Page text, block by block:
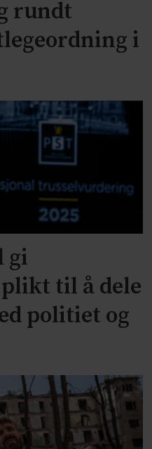
rundt
i
gi
til å dele
politiet og